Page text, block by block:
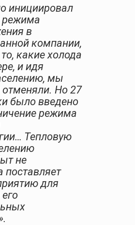
инициировал
режима
в
компании,
какие холода
и идя
мы
отменяли. Но 27
было введено
режима
Тепловую
не
поставляет
для